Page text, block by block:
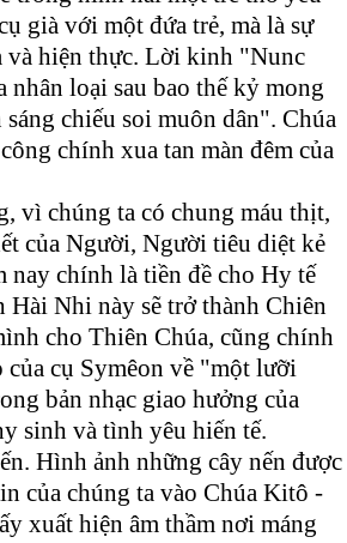
già với một đứa trẻ, mà là sự
và hiện thực. Lời kinh "Nunc
loại sau bao thế kỷ mong
chiếu soi muôn dân". Chúa
chính xua tan màn đêm của
vì chúng ta có chung máu thịt,
của Người, Người tiêu diệt kẻ
nay chính là tiền đề cho Hy tế
Nhi này sẽ trở thành Chiên
cho Thiên Chúa, cũng chính
cụ Symêon về "một lưỡi
bản nhạc giao hưởng của
sinh và tình yêu hiến tế.
Hình ảnh những cây nến được
của chúng ta vào Chúa Kitô -
xuất hiện âm thầm nơi máng